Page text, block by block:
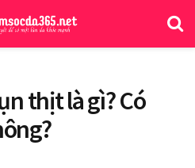
thịt là gì? Có